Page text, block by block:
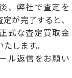
、弊社で査定を
が完了すると、
式な査定買取金
します。
ル返信をお願い